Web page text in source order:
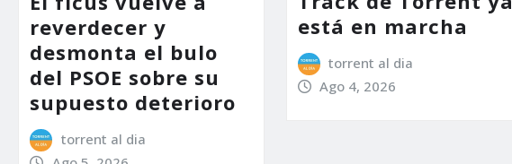
reverdecer y
desmonta el bulo
del PSOE sobre su
supuesto deterioro
torrent al dia
está en marcha
torrent al dia
Ago 4, 2026